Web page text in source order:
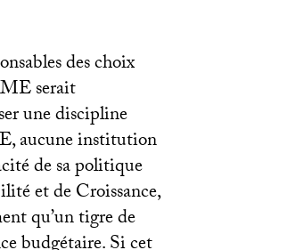
des choix
serait
une discipline
, aucune institution
de sa politique
et de Croissance,
qu’un tigre de